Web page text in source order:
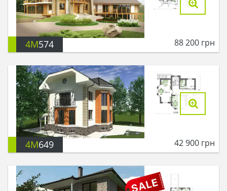
4M574 88 200 грн
4M649 42 900 грн